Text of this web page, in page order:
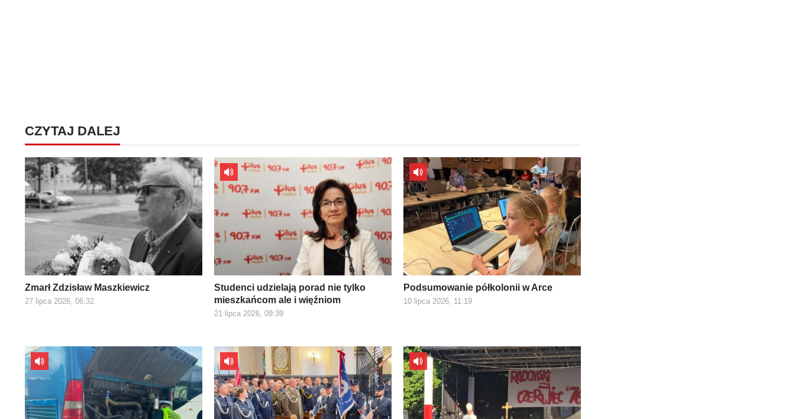
CZYTAJ DALEJ
Zmarł Zdzisław Maszkiewicz
27 lipca 2026, 06:32
Studenci udzielają porad nie tylko
mieszkańcom ale i więźniom
21 lipca 2026, 09:39
Podsumowanie półkolonii w Arce
10 lipca 2026, 11:19